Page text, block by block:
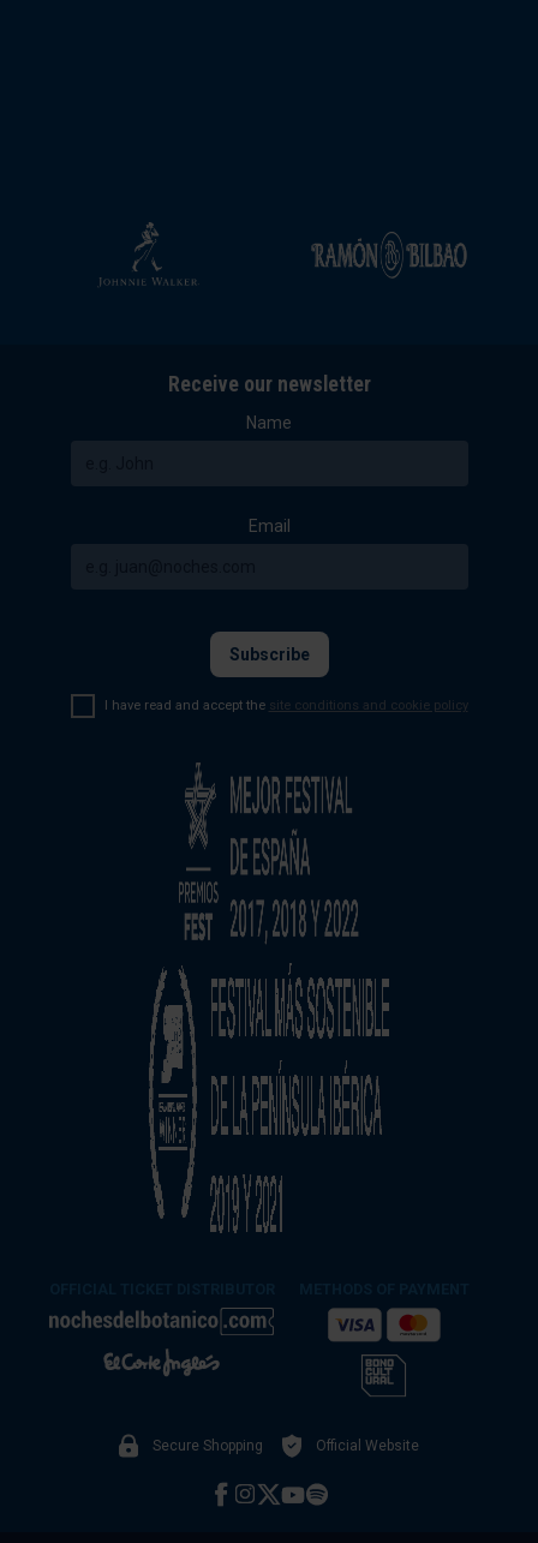
Receive our newsletter
Name
Email
I have read and accept the site conditions and cookie policy
Secure Shopping Official Website